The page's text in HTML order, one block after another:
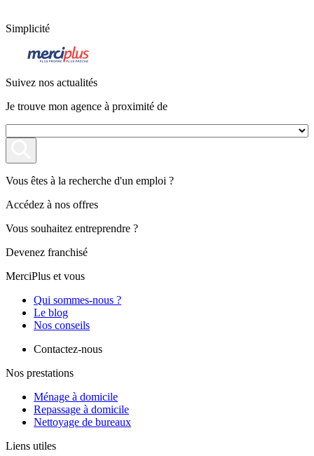
Simplicité
Suivez nos actualités
Je trouve mon agence à proximité de
Vous êtes à la recherche d'un emploi ?
Accédez à nos offres
Vous souhaitez entreprendre ?
Devenez franchisé
MerciPlus et vous
Qui sommes-nous ?
Le blog
Nos conseils
Contactez-nous
Nos prestations
Ménage à domicile
Repassage à domicile
Nettoyage de bureaux
Liens utiles